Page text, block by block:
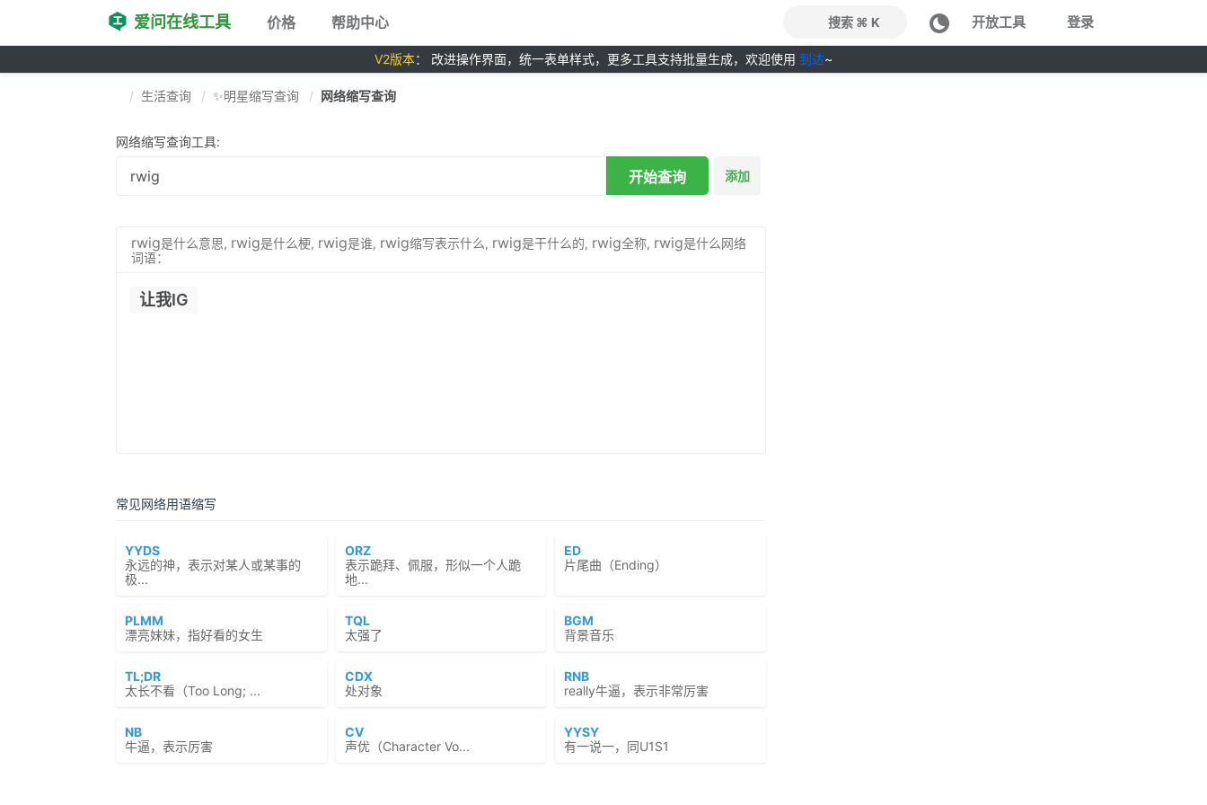
爱问在线工具 价格 帮助中心 搜索 ⌘ K 开放工具 登录
V2版本： 改进操作界面，统一表单样式，更多工具支持批量生成，欢迎使用 到达~
生活查询 ✨明星缩写查询 网络缩写查询
网络缩写查询工具:
开始查询 添加
rwig是什么意思, rwig是什么梗, rwig是谁, rwig缩写表示什么, rwig是干什么的, rwig全称, rwig是什么网络
词语：
让我IG
常见网络用语缩写
YYDS
永远的神，表示对某人或某事的
极...
ORZ
表示跪拜、佩服，形似一个人跪
地...
ED
片尾曲（Ending）
PLMM
漂亮妹妹，指好看的女生
TQL
太强了
BGM
背景音乐
TL;DR
太长不看（Too Long; ...
CDX
处对象
RNB
really牛逼，表示非常厉害
NB
牛逼，表示厉害
CV
声优（Character Vo...
YYSY
有一说一，同U1S1